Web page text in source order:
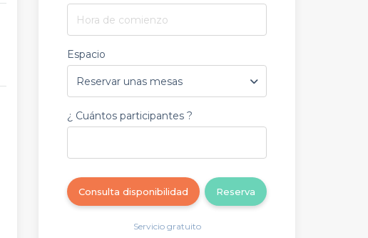
Hora de comienzo
Espacio
¿ Cuántos participantes ?
Reserva
Consulta disponibilidad
Servicio gratuito